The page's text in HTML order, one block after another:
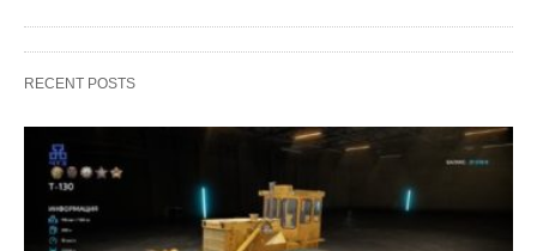
RECENT POSTS